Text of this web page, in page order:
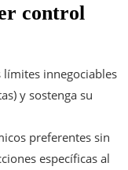
control
innegociables
y sostenga su
preferentes sin
específicas al